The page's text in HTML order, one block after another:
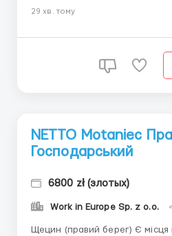
9780 📱
29 хв. тому
NETTO Motaniec
Господарський
6800 zł (злотых)
Work in Europe Sp. z o.o.
Щецин (правий берег) ️Є місця на наданому